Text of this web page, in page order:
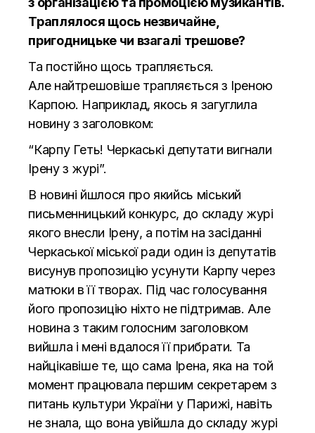
Траплялося щось незвичайне,
пригодницьке чи взагалі трешове?
Та постійно щось трапляється.
Але найтрешовішетрапляється з Іреною
Карпою. Наприклад, якось я загуглила
новину з заголовком:
“Карпу Геть! Черкаські депутати вигнали
Ірену з журі”.
В новині йшлося про якийсь міський
письменницький конкурс, до складу журі
якого внесли Ірену, а потім на засіданні
Черкаської міської ради один із депутатів
висунув пропозицію усунути Карпу через
матюки в її творах. Під час голосування
його пропозицію ніхто не підтримав. Але
новина з таким голосним заголовком
вийшла і мені вдалося її прибрати. Та
найцікавіше те, що сама Ірена, яка на той
момент працювала першим секретарем з
питань культури України у Парижі, навіть
не знала, що вона увійшла до складу журі